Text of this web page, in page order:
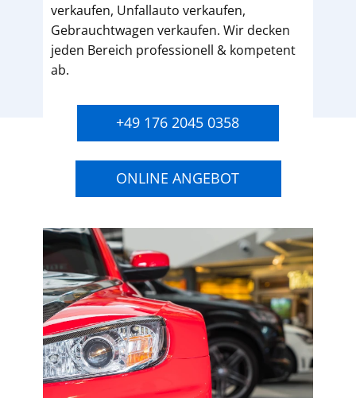
verkaufen, Unfallauto verkaufen,
Gebrauchtwagen verkaufen. Wir decken
jeden Bereich professionell & kompetent
ab.
+49 176 2045 0358
ONLINE ANGEBOT